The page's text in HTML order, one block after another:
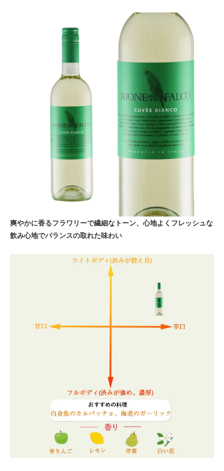
爽やかに香るフラワリーで繊細なトーン、心地よくフレッシュな
飲み心地でバランスの取れた味わい